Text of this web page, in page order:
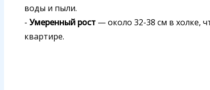
воды и пыли.
- Умеренный рост — около 32-38 см в холке,
квартире.